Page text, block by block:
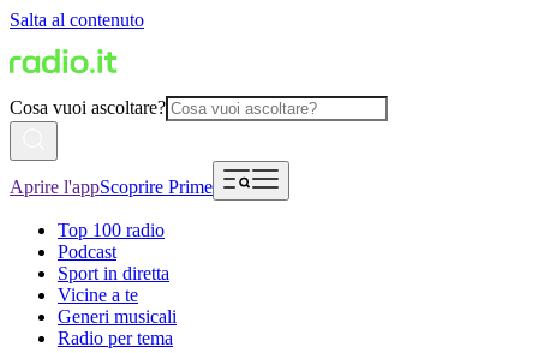
Salta al contenuto
Cosa vuoi ascoltare?
Aprire l'appScoprire Prime
Top 100 radio
Podcast
Sport in diretta
Vicine a te
Generi musicali
Radio per tema